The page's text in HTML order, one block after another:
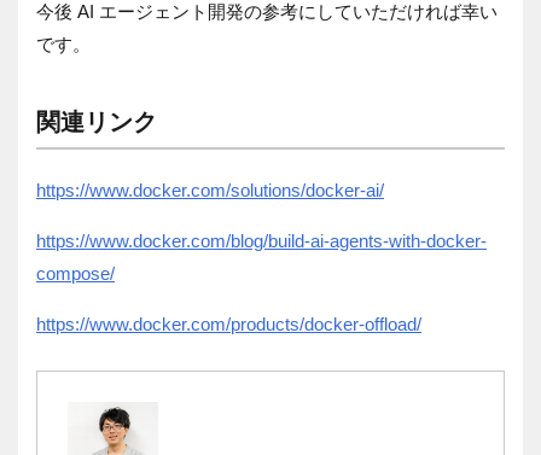
今後 AI エージェント開発の参考にしていただければ幸い
です。
関連リンク
https://www.docker.com/solutions/docker-ai/
https://www.docker.com/blog/build-ai-agents-with-docker-
compose/
https://www.docker.com/products/docker-offload/